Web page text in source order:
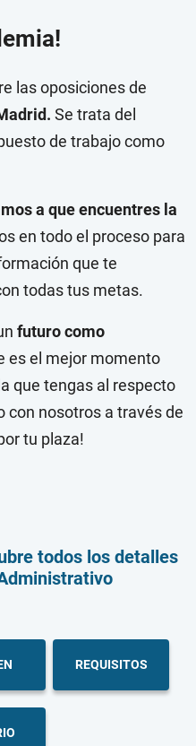
las oposiciones de
Se trata del
de trabajo como
a que encuentres la
en todo el proceso para
que te
todas tus metas.
futuro como
es el mejor momento
que tengas al respecto
con nosotros a través de
tu plaza!
todos los detalles
REQUISITOS